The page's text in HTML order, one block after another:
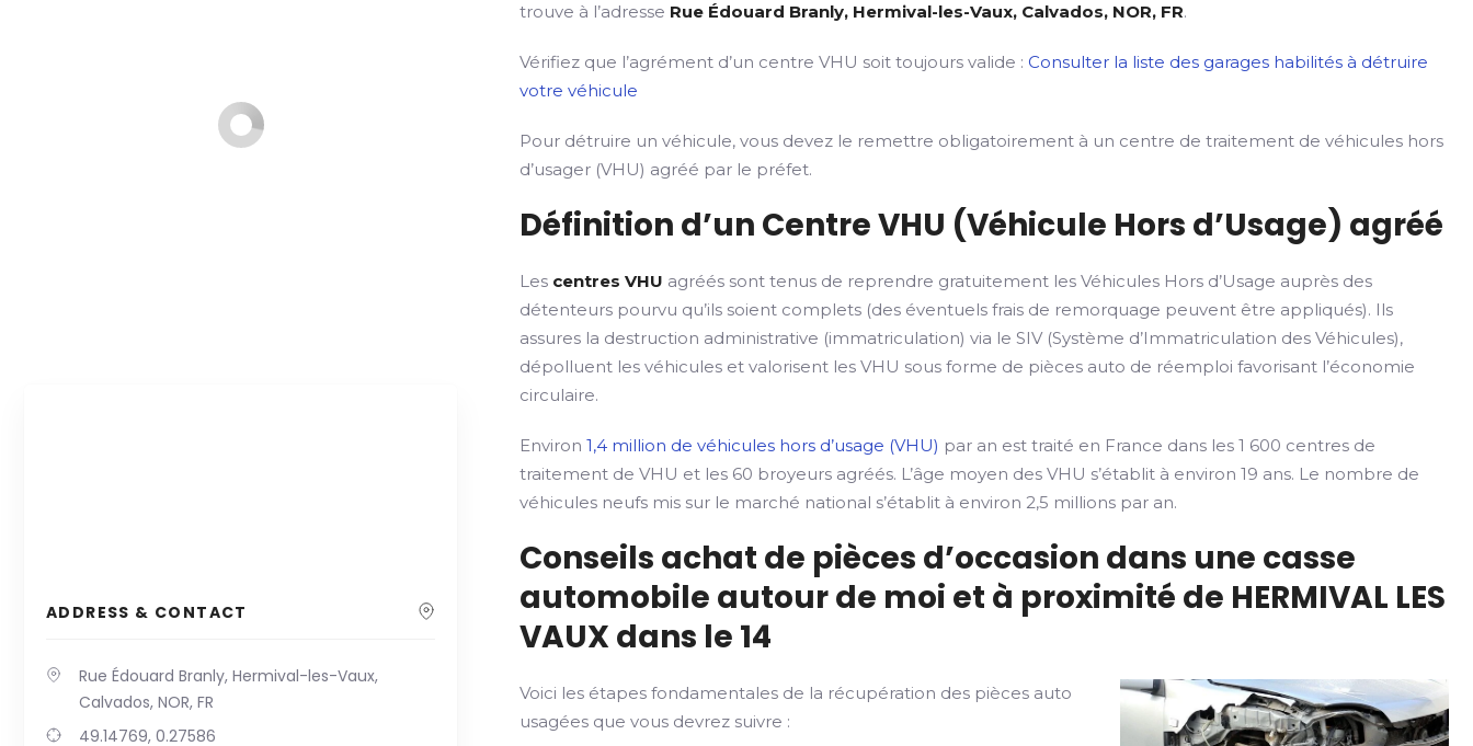
ADDRESS & CONTACT
Rue Édouard Branly, Hermival-les-Vaux,
Calvados, NOR, FR
49.14769, 0.27586
trouve à l’adresse Rue Édouard Branly, Hermival-les-Vaux, Calvados, NOR, FR.
Vérifiez que l’agrément d’un centre VHU soit toujours valide : Consulter la liste des garages habilités à détruire
votre véhicule
Pour détruire un véhicule, vous devez le remettre obligatoirement à un centre de traitement de véhicules hors
d’usager (VHU) agréé par le préfet.
Définition d’un Centre VHU (Véhicule Hors d’Usage) agréé
Les centres VHU agréés sont tenus de reprendre gratuitement les Véhicules Hors d’Usage auprès des
détenteurs pourvu qu’ils soient complets (des éventuels frais de remorquage peuvent être appliqués). Ils
assures la destruction administrative (immatriculation) via le SIV (Système d’Immatriculation des Véhicules),
dépolluent les véhicules et valorisent les VHU sous forme de pièces auto de réemploi favorisant l’économie
circulaire.
Environ1,4 million de véhicules hors d’usage (VHU) par an est traité en France dans les 1 600 centres de
traitement de VHU et les 60 broyeurs agréés. L’âge moyen des VHU s’établit à environ 19 ans. Le nombre de
véhicules neufs mis sur le marché national s’établit à environ 2,5 millions par an.
Conseils achat de pièces d’occasion dans une casse
automobile autour de moi et à proximité de HERMIVAL LES
VAUX dans le 14
Voici les étapes fondamentales de la récupération des pièces auto
usagées que vous devrez suivre :